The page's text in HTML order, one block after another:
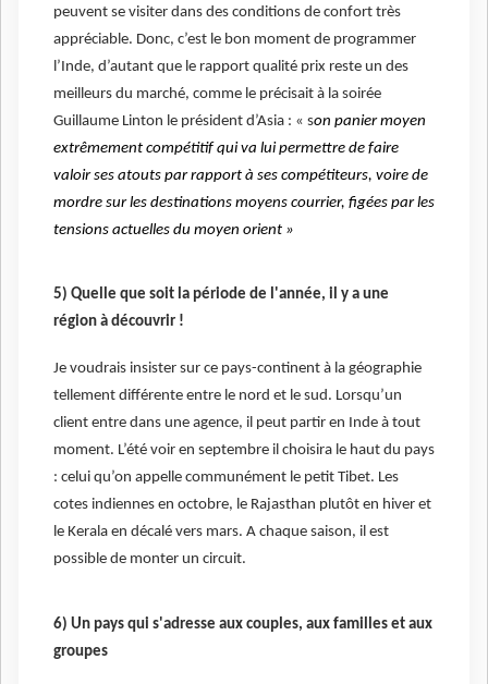
peuvent se visiter dans des conditions de confort très
appréciable. Donc, c’est le bon moment de programmer
l’Inde, d’autant que le rapport qualité prix reste un des
meilleurs du marché, comme le précisait à la soirée
Guillaume Linton le président d’Asia : « son panier moyen
extrêmement compétitif qui va lui permettre de faire
valoir ses atouts par rapport à ses compétiteurs, voire de
mordre sur les destinations moyens courrier, figées par les
tensions actuelles du moyen orient »
5) Quelle que soit la période de l'année, il y a une
région à découvrir !
Je voudrais insister sur ce pays-continent à la géographie
tellement différente entre le nord et le sud. Lorsqu’un
client entre dans une agence, il peut partir en Inde à tout
moment. L’été voir en septembre il choisira le haut du pays
: celui qu’on appelle communément le petit Tibet. Les
cotes indiennes en octobre, le Rajasthan plutôt en hiver et
le Kerala en décalé vers mars. A chaque saison, il est
possible de monter un circuit.
6) Un pays qui s'adresse aux couples, aux familles et aux
groupes